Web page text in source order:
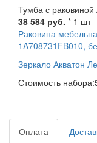
Тумба с
38 584 руб. * 1 шт
Раковина
1A708731FB010,
Зеркало Акватон
Стоимость набора:
Оплата